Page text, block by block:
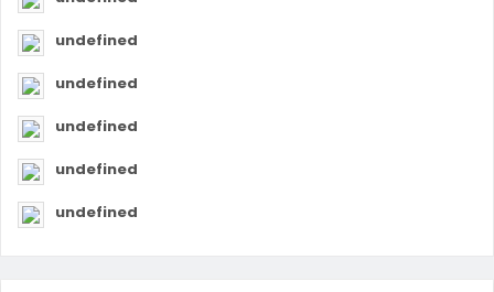
undefined
undefined
undefined
undefined
undefined